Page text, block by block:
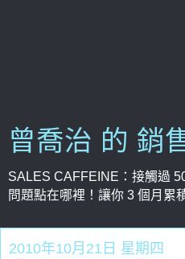
曾喬治 的 銷
SALES CAFFEINE：接觸過
問題點在哪裡！讓你 3 個月累
2010年10月21日 星期四